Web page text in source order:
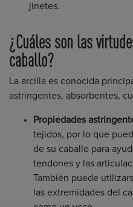
jinetes.
¿Cuáles son las
caballo?
La arcilla es conocida
astringentes, absorbentes,
Propiedades
tejidos, por lo que
de su caballo para
tendones y las
También puede
las extremidades del